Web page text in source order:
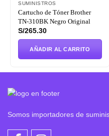
SUMINISTROS
Cartucho de Tóner Brother
TN-310BK Negro Original
S/265.30
AÑADIR AL CARRITO
Somos importadores de